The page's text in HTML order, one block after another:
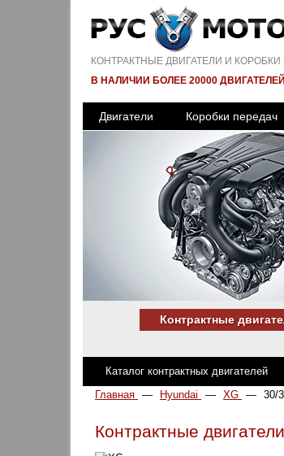
КОНТРАКТНЫЕ ДВИГАТЕЛИ И КОРОБКИ
В НАЛИЧИИ БОЛЕЕ 20000
Двигатели Коробки передач
Контрактные
Каталог контрактных двигателей
Главная — Hyundai — XG — 30/
Контрактные